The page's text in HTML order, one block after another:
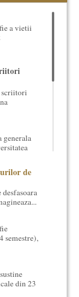
proiecte
si
de
feluri.
si
a vietii
scriitori
generala
de
semestre),
din 23